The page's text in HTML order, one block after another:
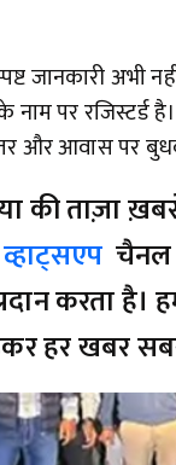
जानकारी अभी
नाम पर रजिस्टर्ड
और आवास पर
ताज़ा
व्हाट्सएप चैनल
करता
हर खबर